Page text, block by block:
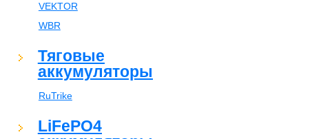
VEKTOR
WBR
Тяговые
аккумуляторы
RuTrike
LiFePO4